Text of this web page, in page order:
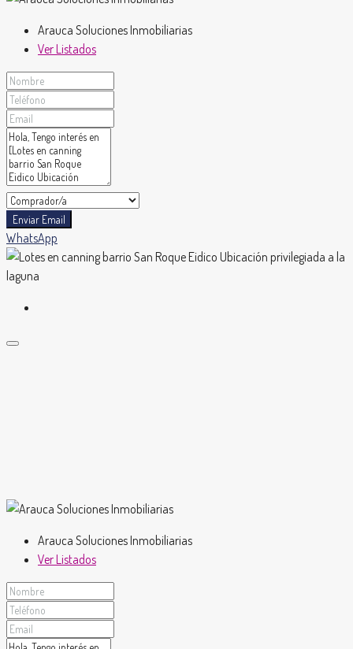
Arauca Soluciones Inmobiliarias
Ver Listados
Enviar Email
WhatsApp
Arauca Soluciones Inmobiliarias
Ver Listados